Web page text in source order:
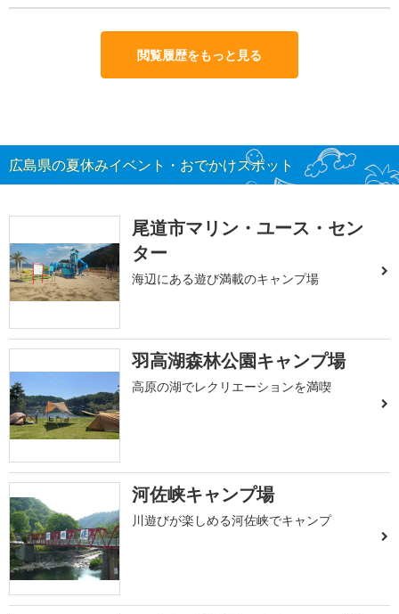
閲覧履歴をもっと見る
広島県の夏休みイベント・おでかけスポット
尾道市マリン・ユース・セン
ター
海辺にある遊び満載のキャンプ場
羽高湖森林公園キャンプ場
高原の湖でレクリエーションを満喫
河佐峡キャンプ場
川遊びが楽しめる河佐峡でキャンプ